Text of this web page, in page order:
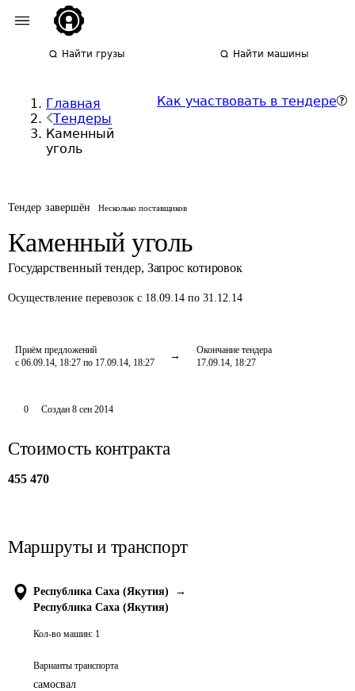
Найти грузы Найти машины
Главная
Тендеры
Каменный
уголь
Как участвовать в тендере
Тендер завершён Несколько поставщиков
Каменный уголь
Государственный тендер, Запрос котировок
Осуществление перевозок с 18.09.14 по 31.12.14
Приём предложений
с 06.09.14, 18:27 по 17.09.14, 18:27
Окончание тендера
17.09.14, 18:27
0 Создан 8 сен 2014
Стоимость контракта
455 470
Маршруты и транспорт
Республика Саха (Якутия)
→
Республика Саха (Якутия)
Кол-во машин: 1
Варианты транспорта
самосвал